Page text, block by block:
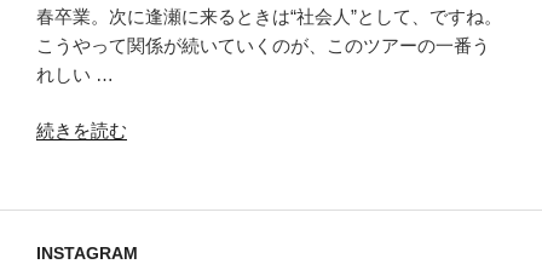
に
参
加
ま
春卒業。次に逢瀬に来るときは“社会人”として、ですね。
こうやって関係が続いていくのが、このツアーの一番う
れしい …
“【開
ポ
ー
続きを読む
INSTAGRAM